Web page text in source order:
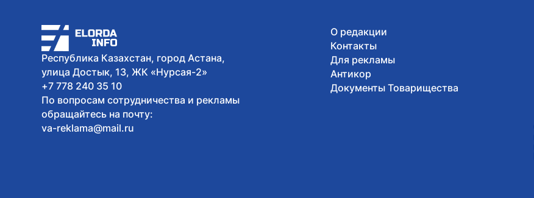
Республика Казахстан, город Астана,
улица Достык, 13, ЖК «Нурсая-2»
+7 778 240 35 10
По вопросам сотрудничества и рекламы
обращайтесь на почту:
va-reklama@mail.ru
О редакции
Контакты
Для рекламы
Антикор
Документы Товарищества